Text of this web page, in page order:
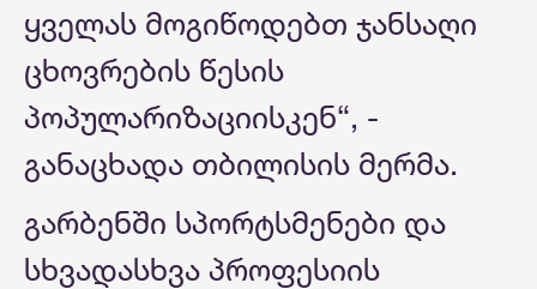
ყველას მოგიწოდებთ ჯანსაღი
ცხოვრების წესის
პოპულარიზაციისკენ“, -
განაცხადა თბილისის მერმა.
გარბენში სპორტსმენები და
სხვადასხვა პროფესიის